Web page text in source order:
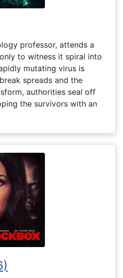
professor, attends a
to witness it spiral into
mutating virus is
spreads and the
authorities seal off
the survivors with an